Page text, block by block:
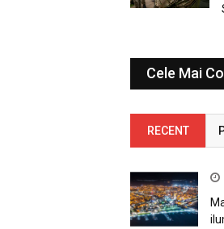
Cele Mai
RECENT